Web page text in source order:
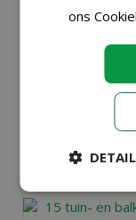
ons